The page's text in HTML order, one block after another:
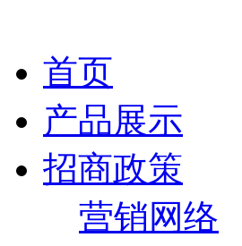
首页
产品展示
招商政策
营销网络